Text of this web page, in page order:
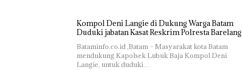
Kompol Deni Langie di Dukung Warga Batam
Duduki jabatan Kasat Reskrim Polresta Barelang
Bataminfo.co.id ,Batam – Masyarakat kota Batam
mendukung Kapolsek Lubuk Baja Kompol Deni
Langie, untuk duduki…